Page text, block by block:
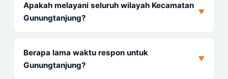
Apakah melayani seluruh wilayah Kecamatan
Gunungtanjung?
▼
Berapa lama waktu respon untuk
Gunungtanjung?
▼